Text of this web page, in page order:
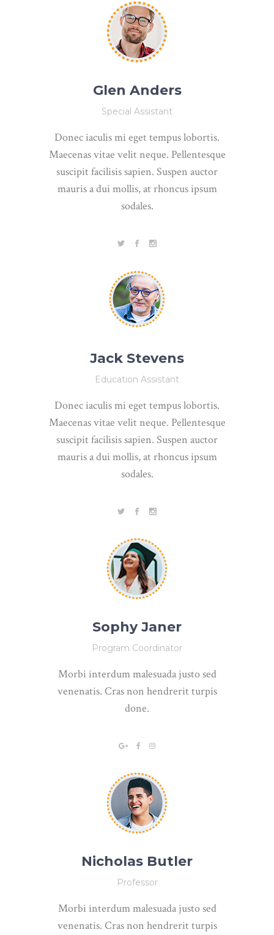
Glen Anders
Special Assistant
Donec iaculis mi eget tempus lobortis.
Maecenas vitae velit neque. Pellentesque
suscipit facilisis sapien. Suspen auctor
mauris a dui mollis, at rhoncus ipsum
sodales.
Jack Stevens
Education Assistant
Donec iaculis mi eget tempus lobortis.
Maecenas vitae velit neque. Pellentesque
suscipit facilisis sapien. Suspen auctor
mauris a dui mollis, at rhoncus ipsum
sodales.
Sophy Janer
Program Coordinator
Morbi interdum malesuada justo sed
venenatis. Cras non hendrerit turpis
done.
Nicholas Butler
Professor
Morbi interdum malesuada justo sed
venenatis. Cras non hendrerit turpis